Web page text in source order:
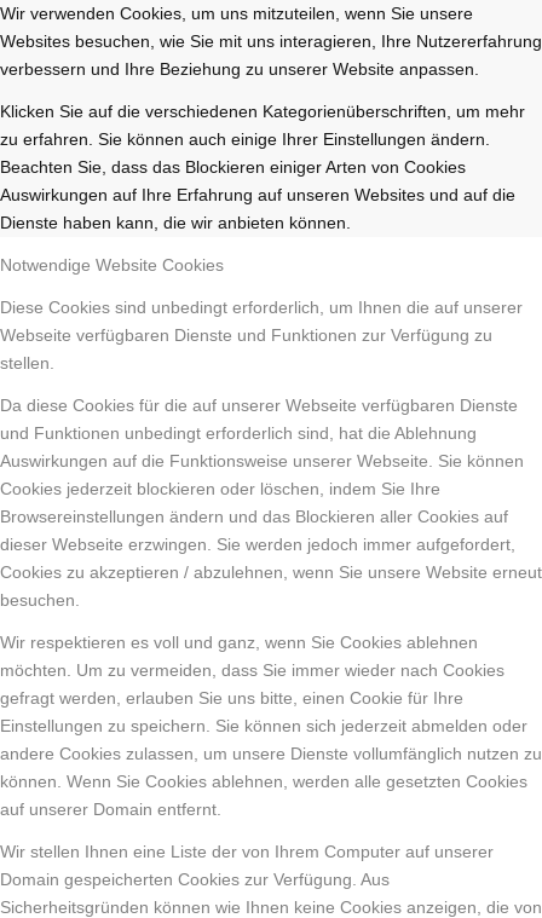
Wir verwenden Cookies, um uns mitzuteilen, wenn Sie unsere
Websites besuchen, wie Sie mit uns interagieren, Ihre Nutzererfahrung
verbessern und Ihre Beziehung zu unserer Website anpassen.
Klicken Sie auf die verschiedenen Kategorienüberschriften, um mehr
zu erfahren. Sie können auch einige Ihrer Einstellungen ändern.
Beachten Sie, dass das Blockieren einiger Arten von Cookies
Auswirkungen auf Ihre Erfahrung auf unseren Websites und auf die
Dienste haben kann, die wir anbieten können.
Notwendige Website Cookies
Diese Cookies sind unbedingt erforderlich, um Ihnen die auf unserer
Webseite verfügbaren Dienste und Funktionen zur Verfügung zu
stellen.
Da diese Cookies für die auf unserer Webseite verfügbaren Dienste
und Funktionen unbedingt erforderlich sind, hat die Ablehnung
Auswirkungen auf die Funktionsweise unserer Webseite. Sie können
Cookies jederzeit blockieren oder löschen, indem Sie Ihre
Browsereinstellungen ändern und das Blockieren aller Cookies auf
dieser Webseite erzwingen. Sie werden jedoch immer aufgefordert,
Cookies zu akzeptieren / abzulehnen, wenn Sie unsere Website erneut
besuchen.
Wir respektieren es voll und ganz, wenn Sie Cookies ablehnen
möchten. Um zu vermeiden, dass Sie immer wieder nach Cookies
gefragt werden, erlauben Sie uns bitte, einen Cookie für Ihre
Einstellungen zu speichern. Sie können sich jederzeit abmelden oder
andere Cookies zulassen, um unsere Dienste vollumfänglich nutzen zu
können. Wenn Sie Cookies ablehnen, werden alle gesetzten Cookies
auf unserer Domain entfernt.
Wir stellen Ihnen eine Liste der von Ihrem Computer auf unserer
Domain gespeicherten Cookies zur Verfügung. Aus
Sicherheitsgründen können wie Ihnen keine Cookies anzeigen, die von